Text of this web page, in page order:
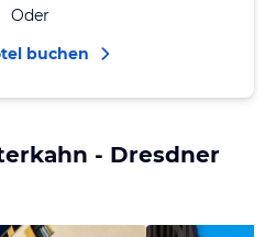
Oder
buchen
- Dresdner